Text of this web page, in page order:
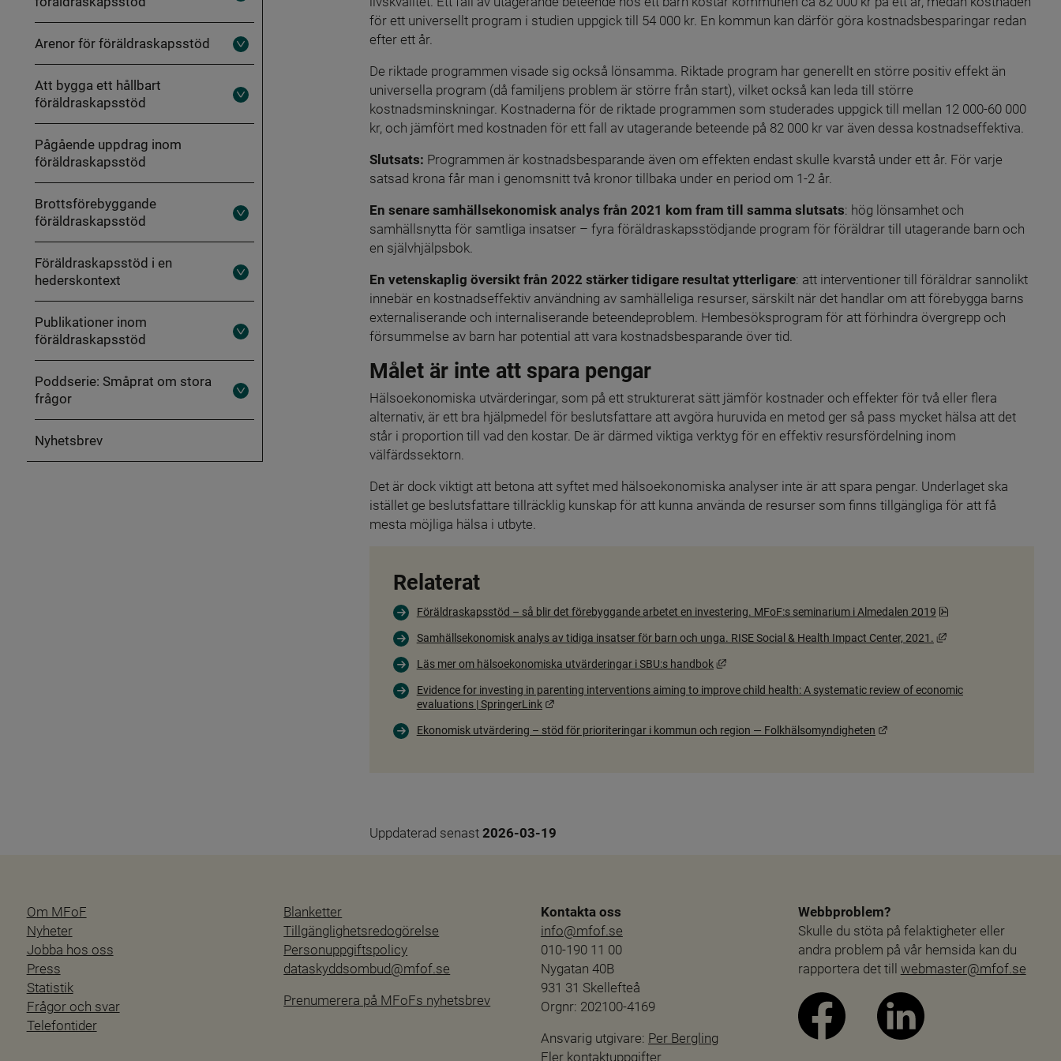
för ett universellt program i studien uppgick till 54 000 kr. En kommun kan därför göra kostnadsbesparingar redan
efter ett år.
De riktade programmen visade sig också lönsamma. Riktade program har generellt en större positiv effekt än
universella program (då familjens problem är större från start), vilket också kan leda till större
kostnadsminskningar. Kostnaderna för de riktade programmen som studerades uppgick till mellan 12 000-60 000
kr, och jämfört med kostnaden för ett fall av utagerande beteende på 82 000 kr var även dessa kostnadseffektiva.
Slutsats: Programmen är kostnadsbesparande även om effekten endast skulle kvarstå under ett år. För varje
satsad krona får man i genomsnitt två kronor tillbaka under en period om 1-2 år.
En senare samhällsekonomisk analys från 2021 kom fram till samma slutsats: hög lönsamhet och
samhällsnytta för samtliga insatser – fyra föräldraskapsstödjande program för föräldrar till utagerande barn och
en självhjälpsbok.
En vetenskaplig översikt från 2022 stärker tidigare resultat ytterligare: att interventioner till föräldrar sannolikt
innebär en kostnadseffektiv användning av samhälleliga resurser, särskilt när det handlar om att förebygga barns
externaliserande och internaliserande beteendeproblem. Hembesöksprogram för att förhindra övergrepp och
försummelse av barn har potential att vara kostnadsbesparande över tid.
Målet är inte att spara pengar
Hälsoekonomiska utvärderingar, som på ett strukturerat sätt jämför kostnader och effekter för två eller flera
alternativ, är ett bra hjälpmedel för beslutsfattare att avgöra huruvida en metod ger så pass mycket hälsa att det
står i proportion till vad den kostar. De är därmed viktiga verktyg för en effektiv resursfördelning inom
välfärdssektorn.
Det är dock viktigt att betona att syftet med hälsoekonomiska analyser inte är att spara pengar. Underlaget ska
istället ge beslutsfattare tillräcklig kunskap för att kunna använda de resurser som finns tillgängliga för att få
mesta möjliga hälsa i utbyte.
Relaterat
Föräldraskapsstöd – så blir det förebyggande arbetet en investering. MFoF:s seminarium i Almedalen 2019 Pdf, 2.5 MB, öppnas i
Samhällsekonomisk analys av tidiga insatser för barn och unga. RISE Social & Health Impact Center, 2021. Länk till annan
Läs mer om hälsoekonomiska utvärderingar i SBU:s handbok Länk till annan webbplats, öppnas i nytt fönster.
Evidence for investing in parenting interventions aiming to improve child health: A systematic review of economic
evaluations | SpringerLink
Länk till annan webbplats.
Ekonomisk utvärdering – stöd för prioriteringar i kommun och region — Folkhälsomyndigheten Länk till annan webbplats.
Målgrupper
för
föräldraskapsstöd
Arenor för föräldraskapsstöd
Fäll
ut
för
föräldraskapsstöd
Att bygga ett hållbart
föräldraskapsstöd
Fäll
Att
Pågående uppdrag inom
föräldraskapsstöd
Brottsförebyggande
föräldraskapsstöd
Fäll
Brottsförebyggande
Föräldraskapsstöd i en
hederskontext
Fäll
Föräldraskapsstöd
en
hederskontext
Publikationer inom
föräldraskapsstöd
Fäll
Publikationer
föräldraskapsstöd
Poddserie: Småprat om stora
frågor
Fäll
Poddserie:
Nyhetsbrev
Uppdaterad senast 2026-03-19
Om MFoF
Nyheter
Jobba hos oss
Press
Statistik
Frågor och svar
Telefontider
Blanketter
Tillgänglighetsredogörelse
Personuppgiftspolicy
dataskyddsombud@mfof.se
Prenumerera på MFoFs nyhetsbrev
Kontakta oss
info@mfof.se
010-190 11 00
Nygatan 40B
931 31 Skellefteå
Orgnr: 202100-4169
Ansvarig utgivare: Per Bergling
Fler kontaktuppgifter
Webbproblem?
Skulle du stöta på felaktigheter eller
andra problem på vår hemsida kan du
rapportera det till webmaster@mfof.se